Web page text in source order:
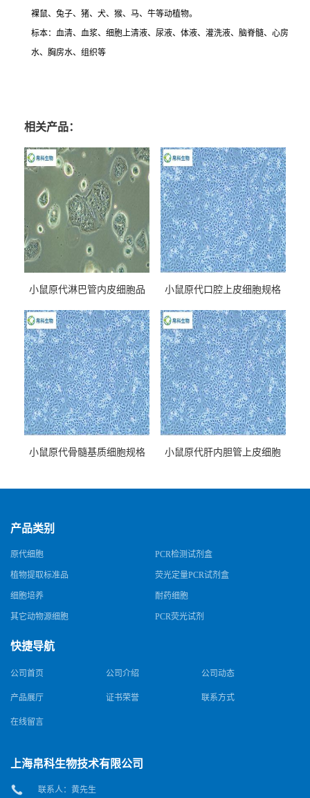
裸鼠、兔子、猪、犬、猴、马、牛等动植物。
标本：血清、血浆、细胞上清液、尿液、体液、灌洗液、脑脊髓、心房
水、胸房水、组织等
相关产品：
小鼠原代淋巴管内皮细胞品
小鼠原代口腔上皮细胞规格
小鼠原代骨髓基质细胞规格
小鼠原代肝内胆管上皮细胞
产品类别
原代细胞 PCR检测试剂盒
植物提取标准品 荧光定量PCR试剂盒
细胞培养 耐药细胞
其它动物源细胞 PCR荧光试剂
快捷导航
公司首页 公司介绍 公司动态
产品展厅 证书荣誉 联系方式
在线留言
上海帛科生物技术有限公司
联系人：黄先生